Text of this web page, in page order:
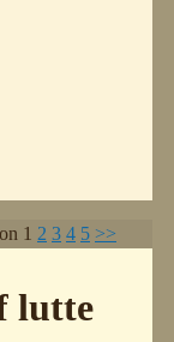
1 2 3 4 5 >>
lutte